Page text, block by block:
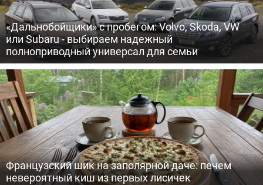
«Дальнобойщики» с пробегом: Volvo, Skoda, VW
или Subaru - выбираем надежный
полноприводный универсал для семьи
Французский шик на заполярной даче: печем
невероятный киш из первых лисичек